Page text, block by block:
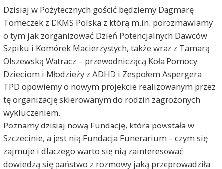
Dzisiaj w Pożytecznych gościć będziemy Dagmarę
Tomeczek z DKMS Polska z którą m.in. porozmawiamy
o tym jak zorganizować Dzień Potencjalnych Dawców
Szpiku i Komórek Macierzystych, także wraz z Tamarą
Olszewską Watracz – przewodniczącą Koła Pomocy
Dzieciom i Młodzieży z ADHD i Zespołem Aspergera
TPD opowiemy o nowym projekcie realizowanym przez
tę organizację skierowanym do rodzin zagrożonych
wykluczeniem.
Poznamy dzisiaj nową Fundację, która powstała w
Szczecinie, a jest nią Fundacja Funerarium – czym się
zajmuje i dlaczego warto się nią zainteresować
dowiedzą się państwo z rozmowy jaką przeprowadziła